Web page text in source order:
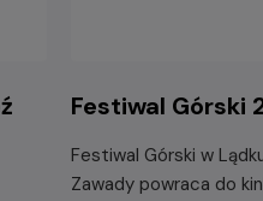
Festiwal Górski
Festiwal Górski w
Zawady powraca do